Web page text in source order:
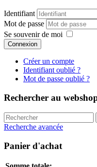
Identifiant
Mot de passe
Se souvenir de moi
Connexion
Créer un compte
Identifiant oublié ?
Mot de passe oublié ?
Rechercher au
Recherche avancée
Panier d'achat